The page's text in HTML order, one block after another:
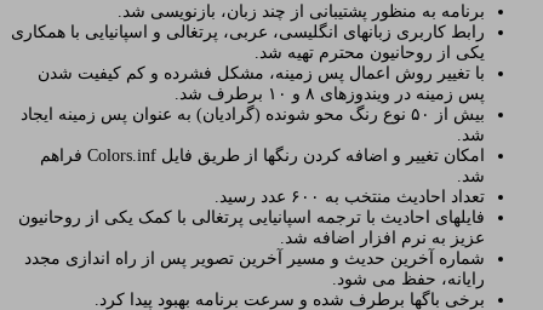
برنامه به منظور پشتیبانی از چند زبان، بازنویسی شد.
رابط کاربری زبانهای انگلیسی، عربی، پرتغالی و اسپانیایی با همکاری
یکی از روحانیون محترم تهیه شد.
با تغییر روش اعمال پس زمینه، مشکل فشرده و کم کیفیت شدن
پس زمینه در ویندوزهای ۸ و ۱۰ برطرف شد.
بیش از ۵۰ نوع رنگ محو شونده (گرادیان) به عنوان پس زمینه ایجاد
شد.
امکان تغییر و اضافه کردن رنگها از طریق فایل Colors.inf فراهم
شد.
تعداد احادیث منتخب به ۶۰۰ عدد رسید.
فایلهای احادیث با ترجمه اسپانیایی پرتغالی با کمک یکی از روحانیون
عزیز به نرم افزار اضافه شد.
شماره آخرین حدیث و مسیر آخرین تصویر پس از راه اندازی مجدد
رایانه، حفظ می شود.
برخی باگها برطرف شده و سرعت برنامه بهبود پیدا کرد.